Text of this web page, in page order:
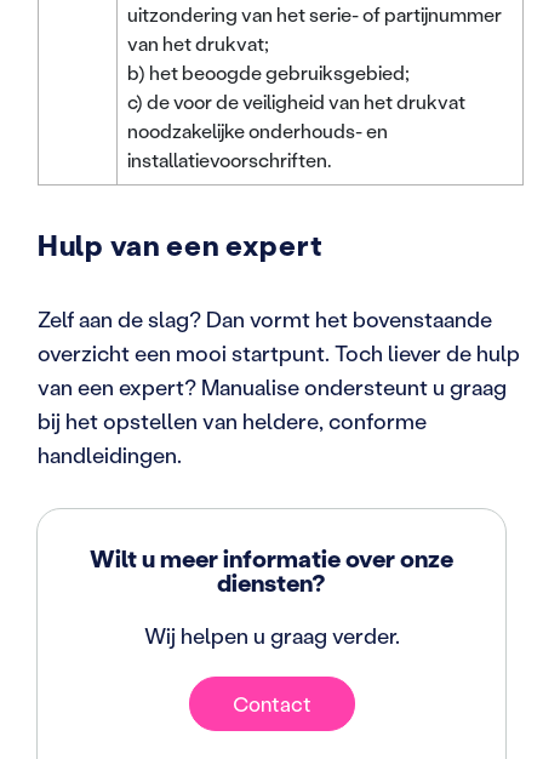
uitzondering van het serie- of partijnummer
van het drukvat;
b) het beoogde gebruiksgebied;
c) de voor de veiligheid van het drukvat
noodzakelijke onderhouds- en
installatievoorschriften.
Hulp van een expert
Zelf aan de slag? Dan vormt het bovenstaande
overzicht een mooi startpunt. Toch liever de hulp
van een expert? Manualise ondersteunt u graag
bij het opstellen van heldere, conforme
handleidingen.
Wilt u meer informatie over onze
diensten?
Wij helpen u graag verder.
Contact